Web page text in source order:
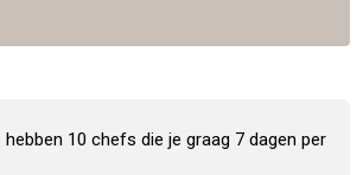
10 chefs die je graag 7 dagen per